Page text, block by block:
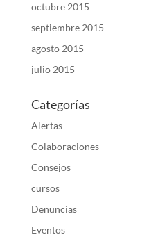
octubre 2015
septiembre 2015
agosto 2015
julio 2015
Categorías
Alertas
Colaboraciones
Consejos
cursos
Denuncias
Eventos